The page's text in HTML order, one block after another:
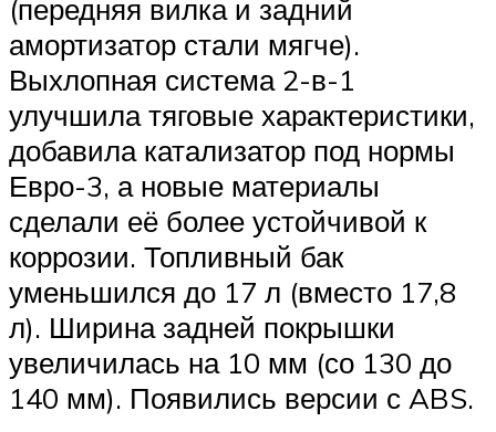
(передняя вилка и задний
амортизатор стали мягче).
Выхлопная система 2-в-1
улучшила тяговые характеристики,
добавила катализатор под нормы
Евро-3, а новые материалы
сделали её более устойчивой к
коррозии. Топливный бак
уменьшился до 17 л (вместо 17,8
л). Ширина задней покрышки
увеличилась на 10 мм (со 130 до
140 мм). Появились версии с ABS.